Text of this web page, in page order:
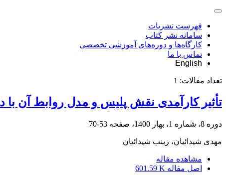
فهرست نشریات
سامانه نشر کتاب
کارگاه‌ها و دوره‌های آموزشی تخصصی
تماس با ما
English
تعداد مقالات: 1
تأثیر کارآمدی نقش پلیس و مدل روابط آن با
دوره 8، شماره 1، بهار 1400، صفحه 53-70
مهدی شیدائیان، زینب شیدائیان
مشاهده مقاله
اصل مقاله 601.59 K